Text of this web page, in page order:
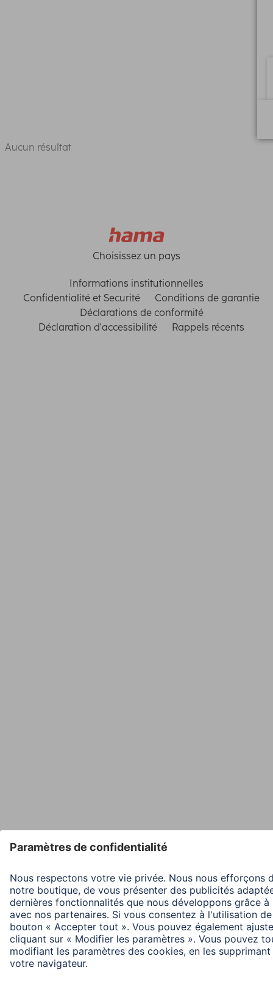
Aucun résultat
Choisissez un pays
Informations institutionnelles
Confidentialité et Securité
Conditions de garantie
Déclarations de conformité
Déclaration d'accessibilité
Rappels récents